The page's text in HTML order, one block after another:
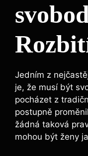
Jedním z
je, že musí být‍
⁣pocházet z
postupně
žádná taková
mohou být ženy